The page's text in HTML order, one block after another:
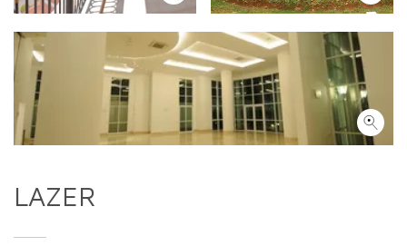
LAZER